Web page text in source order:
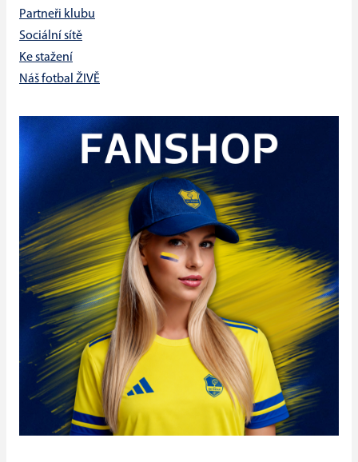
Partneři klubu
Sociální sítě
Ke stažení
Náš fotbal ŽIVĚ